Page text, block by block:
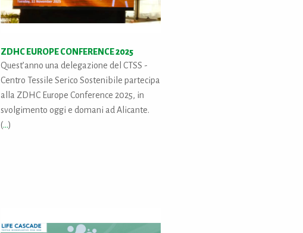
ZDHC EUROPE CONFERENCE 2025
Quest’anno una delegazione del CTSS -
Centro Tessile Serico Sostenibile partecipa
alla ZDHC Europe Conference 2025, in
svolgimento oggi e domani ad Alicante.
(...)